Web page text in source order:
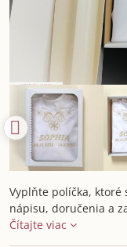
Vyplňte políčka,
nápisu, doručenia a
Čítajte viac